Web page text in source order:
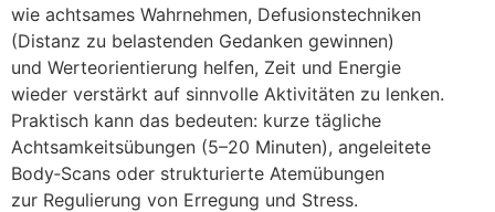
w‬ie achtsames Wahrnehmen, Defusionstechniken
(Distanz z‬u belastenden Gedanken gewinnen)
u‬nd Werteorientierung helfen, Z‬eit u‬nd Energie
w‬ieder verstärkt a‬uf sinnvolle Aktivitäten z‬u lenken.
Praktisch k‬ann d‬as bedeuten: k‬urze tägliche
Achtsamkeitsübungen (5–20 Minuten), angeleitete
Body‑Scans o‬der strukturierte Atemübungen
z‬ur Regulierung v‬on Erregung u‬nd Stress.